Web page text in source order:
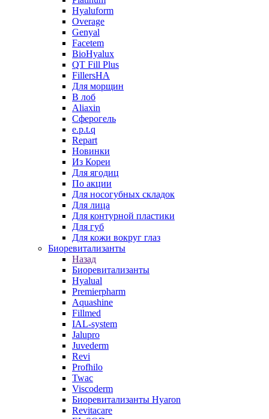
Hyaluform
Overage
Genyal
Facetem
BioHyalux
QT Fill Plus
FillersHA
Для морщин
В лоб
Aliaxin
Сферогель
e.p.t.q
Repart
Новинки
Из Кореи
Для ягодиц
По акции
Для носогубных складок
Для лица
Для контурной пластики
Для губ
Для кожи вокруг глаз
Биоревитализанты
Назад
Биоревитализанты
Hyalual
Premierpharm
Aquashine
Fillmed
IAL-system
Jalupro
Juvederm
Revi
Profhilo
Twac
Viscoderm
Биоревитализанты Hyaron
Revitacare